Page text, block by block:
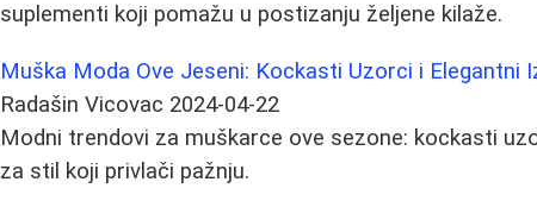
suplementi koji pomažu u postizanju željene kilaže.
Muška Moda Ove Jeseni: Kockasti Uzorci i Elegantni
Radašin Vicovac 2024-04-22
Modni trendovi za muškarce ove sezone: kockasti
za stil koji privlači pažnju.